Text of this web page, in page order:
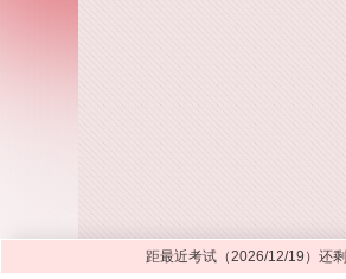
距最近考试（2026/12/19）还剩